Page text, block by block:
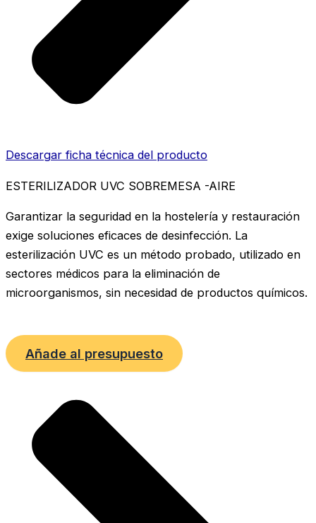
Descargar ficha técnica del producto
ESTERILIZADOR UVC SOBREMESA -AIRE
Garantizar la seguridad en la hostelería y restauración
exige soluciones eficaces de desinfección. La
esterilización UVC es un método probado, utilizado en
sectores médicos para la eliminación de
microorganismos, sin necesidad de productos químicos.
Añade al presupuesto